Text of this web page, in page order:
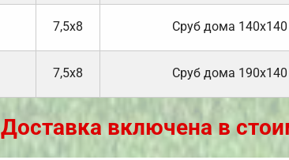
7,5х8 Cруб дома
7,5х8 Cруб дома
Доставка включена в